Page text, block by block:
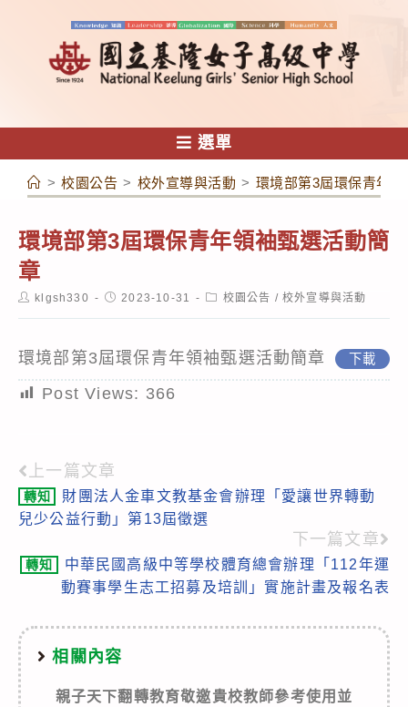
容
選單
> 校園公告 > 校外宣導與活動 > 環境部第3屆環保青年
環境部第3屆環保青年領袖甄選活動簡
章
Postklgsh330
Post2023-10-31
Post校園公告 / 校外宣導與活動
環境部第3屆環保青年領袖甄選活動簡章 下載
Post Views: 366
Read
more
上一篇文章
轉知
財團法人金車文教基金會辦理「愛讓世界轉動
兒少公益行動」第13屆徵選
下一篇文章
轉知
中華民國高級中等學校體育總會辦理「112年運
動賽事學生志工招募及培訓」實施計畫及報名表
相關內容
親子天下翻轉教育敬邀貴校教師參考使用並